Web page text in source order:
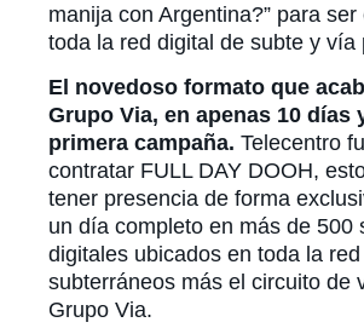
manija con Argentina?” para
toda la red digital de subte y vía
El novedoso formato que
Grupo Via, en apenas 10 días
primera campaña. Telecentro
contratar FULL DAY DOOH,
tener presencia de forma
un día completo en más de 500
digitales ubicados en toda la
subterráneos más el circuito de
Grupo Via.